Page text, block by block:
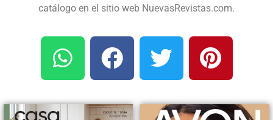
catálogo en el sitio web NuevasRevistas.com.